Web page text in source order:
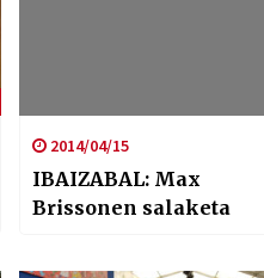
2014/04/15
IBAIZABAL: Max
Brissonen salaketa